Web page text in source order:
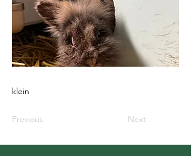
klein
Previous Next